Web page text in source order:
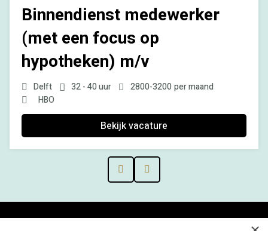
Binnendienst medewerker
(met een focus op
hypotheken) m/v
Delft 32 - 40 uur 2800-3200per maand
HBO
Bekijk vacature
Prev